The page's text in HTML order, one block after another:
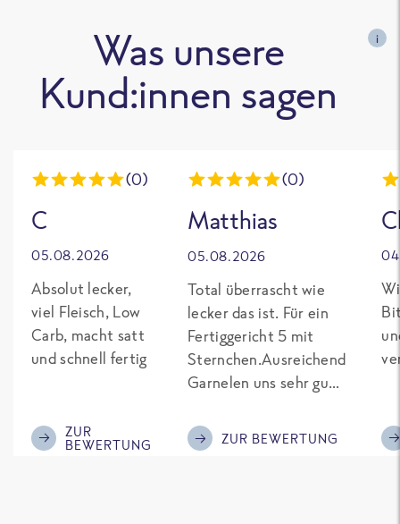
Was unsere
Kund:innen sagen
i
(0)
C
05.08.2026
Absolut lecker,
viel Fleisch, Low
Carb, macht satt
und schnell fertig
ZUR
BEWERTUNG
(0)
Matthias
05.08.2026
Total überrascht wie
lecker das ist. Für ein
Fertiggericht 5 mit
Sternchen.Ausreichend
Garnelen uns sehr gut
Kompliment
ZUR BEWERTUNG